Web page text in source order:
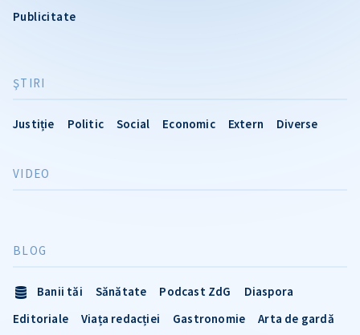
Publicitate
ŞTIRI
Justiție Politic Social Economic Extern Diverse
VIDEO
BLOG
Banii tăi Sănătate Podcast ZdG
Diaspora
Editoriale
Viața redacției Gastronomie
Arta de gardă